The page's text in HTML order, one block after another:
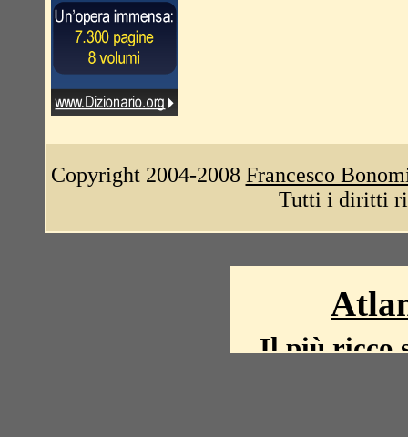
Copyright 2004-2008 Francesco
Tutti i diritti
Il più ricco